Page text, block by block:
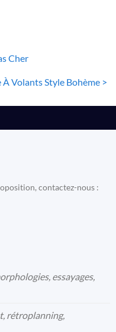
Cher
Volants Style Bohème >
contactez-nous :
essayages,
rétroplanning,